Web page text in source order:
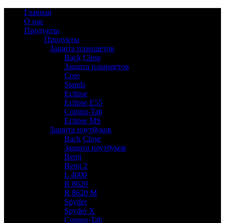
Главная
О нас
Продукты
Продукты
Защита планшетов
Back Close
Защита планшетов
Core
Stands
Eclipse
Eclipse E55
Compu-Tab
Eclipse MS
Защита ноутбуков
Back Close
Защита ноутбуков
Benji
Benji 2
L 4000
R 8620
R 8620 M
Spyder
Spyder X
Compu-Tab